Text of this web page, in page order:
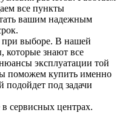
все пункты
вашим надежным
выборе. В нашей
которые знают все
эксплуатации той
поможем купить именно
подойдет под задачи
сервисных центрах.